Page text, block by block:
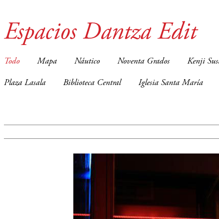
Espacios Dantza Edit
Todo Mapa Náutico Noventa Grados Kenji
Plaza Lasala Biblioteca Central Iglesia Santa María